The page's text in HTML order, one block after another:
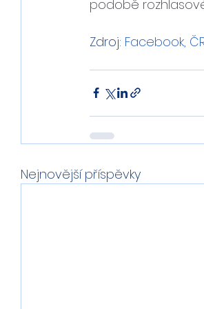
podobě
Zdroj: Facebook,
Nejnovější příspěvky